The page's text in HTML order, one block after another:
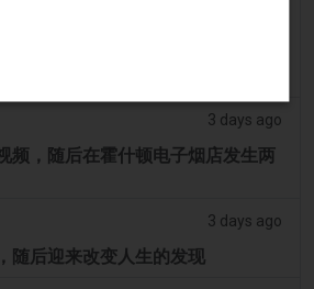
3 days ago
频，随后在霍什顿电子烟店发生两
3 days ago
随后迎来改变人生的发现